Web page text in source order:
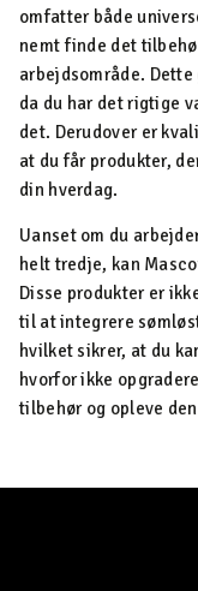
omfatter både
nemt finde det
arbejdsområde.
da du har det rigtige
det. Derudover er
at du får produkter,
din hverdag.
Uanset om du
helt tredje, kan
Disse produkter er
til at integrere
hvilket sikrer, at du
hvorfor ikke
tilbehør og opleve